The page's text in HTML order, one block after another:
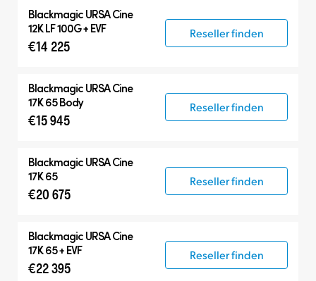
BlackmagicURSA Cine
12K LF 100G + EVF
€14 225
Reseller finden
BlackmagicURSA Cine
17K 65 Body
€15 945
Reseller finden
BlackmagicURSA Cine
17K 65
€20 675
Reseller finden
BlackmagicURSA Cine
17K 65 + EVF
€22 395
Reseller finden